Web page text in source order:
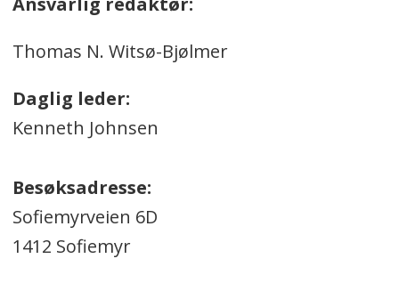
Thomas N. Witsø-Bjølmer
Daglig leder:
Kenneth Johnsen
Besøksadresse:
Sofiemyrveien 6D
1412 Sofiemyr